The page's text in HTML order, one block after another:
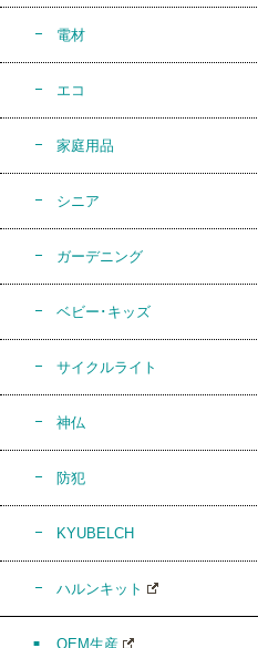
電材
エコ
家庭用品
シニア
ガーデニング
ベビー･キッズ
サイクルライト
神仏
防犯
KYUBELCH
ハルンキット
OEM生産